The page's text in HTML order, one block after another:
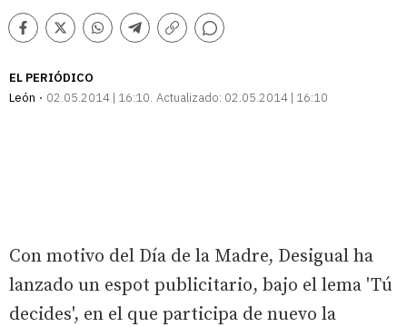
Facebook
TwitterWhatsappTelegram
Copiar
Comentarios
EL PERIÓDICO
León
02.05.2014 | 16:10 Actualizado: 02.05.2014 | 16:10
Con motivo del Día de la Madre, Desigual ha
lanzado un espot publicitario, bajo el lema 'Tú
decides', en el que participa de nuevo la